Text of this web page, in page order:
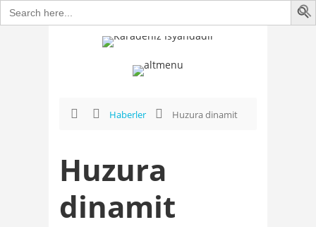
Search
for:
Haberler Huzura dinamit
Huzura
dinamit